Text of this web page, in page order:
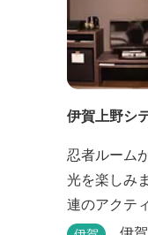
伊賀上野シ
忍者ルーム
光を楽しみましょう 伊賀上野シ
連のアクテ
人々に人気